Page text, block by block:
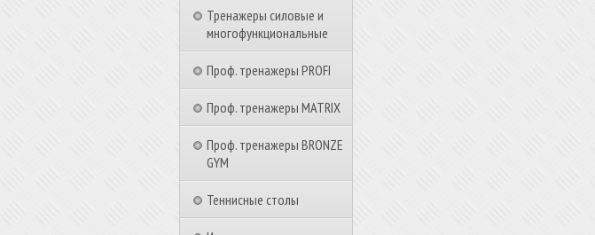
Тренажеры силовые и
многофункциональные
Проф. тренажеры PROFI
Проф. тренажеры MATRIX
Проф. тренажеры BRONZE
GYM
Теннисные столы